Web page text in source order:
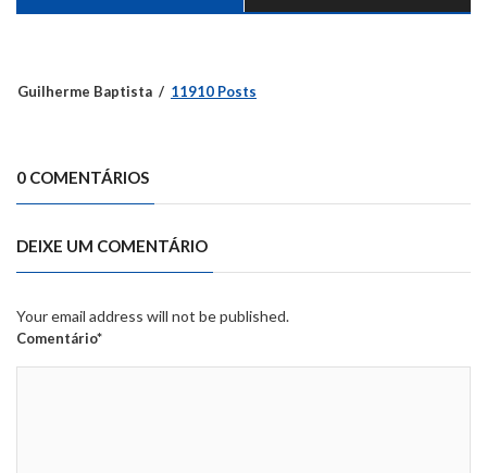
Guilherme Baptista 11910 Posts
0 COMENTÁRIOS
DEIXE UM COMENTÁRIO
Your email address will not be published.
Comentário*